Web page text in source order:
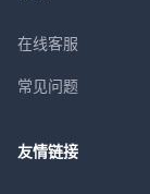
在线客服
常见问题
友情链接